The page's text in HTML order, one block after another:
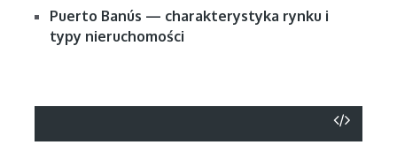
Puerto Banús — charakterystyka rynku i
typy nieruchomości